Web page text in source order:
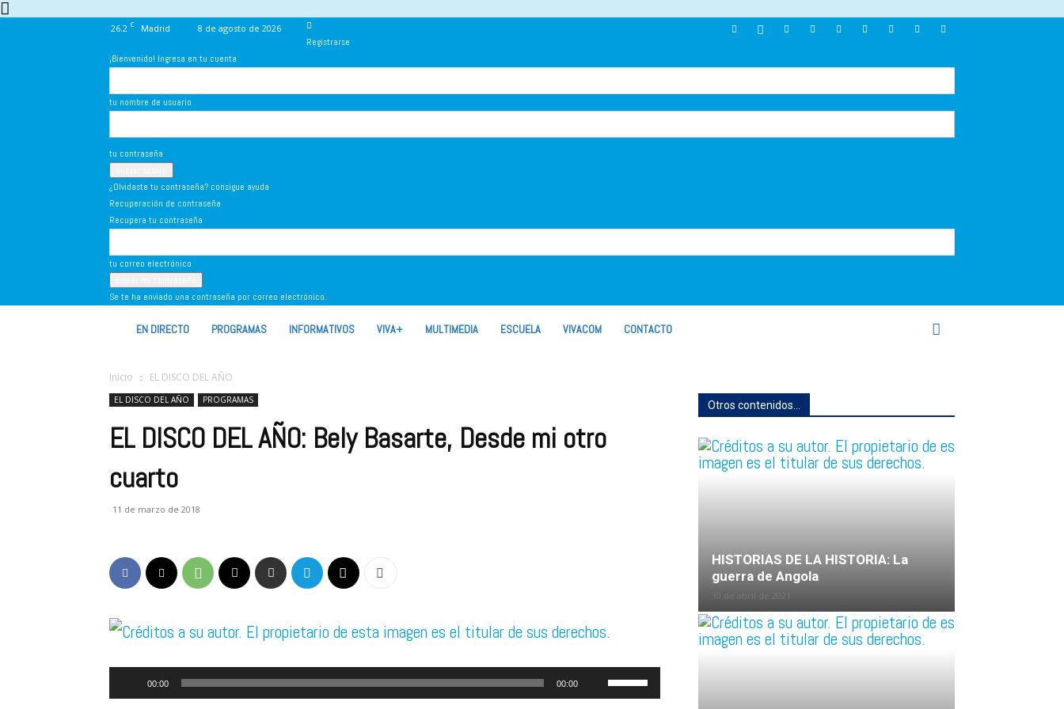
26.2 C Madrid 8 de agosto de 2026
Registrarse
¡Bienvenido! Ingresa en tu cuenta
tu nombre de usuario
tu contraseña
¿Olvidaste tu contraseña? consigue ayuda
Recuperación de contraseña
Recupera tu contraseña
tu correo electrónico
Se te ha enviado una contraseña por correo electrónico.
VIVA
RADIO
EN DIRECTO PROGRAMAS INFORMATIVOS VIVA+ MULTIMEDIA ESCUELA VIVACOM CONTACTO
Inicio EL DISCO DEL AÑO
EL DISCO DEL AÑO PROGRAMAS
EL DISCO DEL AÑO: Bely Basarte, Desde mi otro
cuarto
11 de marzo de 2018
Reproductor
00:00 00:00
Utiliza
Otros contenidos...
HISTORIAS DE LA HISTORIA: La
guerra de Angola